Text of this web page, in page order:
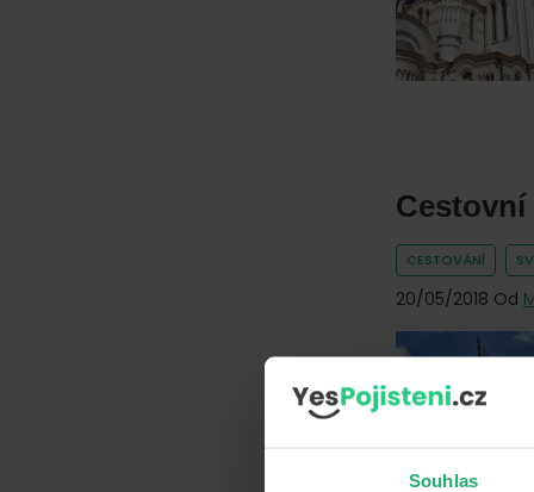
Souhlas
CESTOVÁNÍ
20/05/2018 Od